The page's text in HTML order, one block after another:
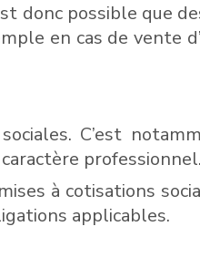
donc possible que
en cas de vente
C’est
professionnel.
à cotisations
applicables.